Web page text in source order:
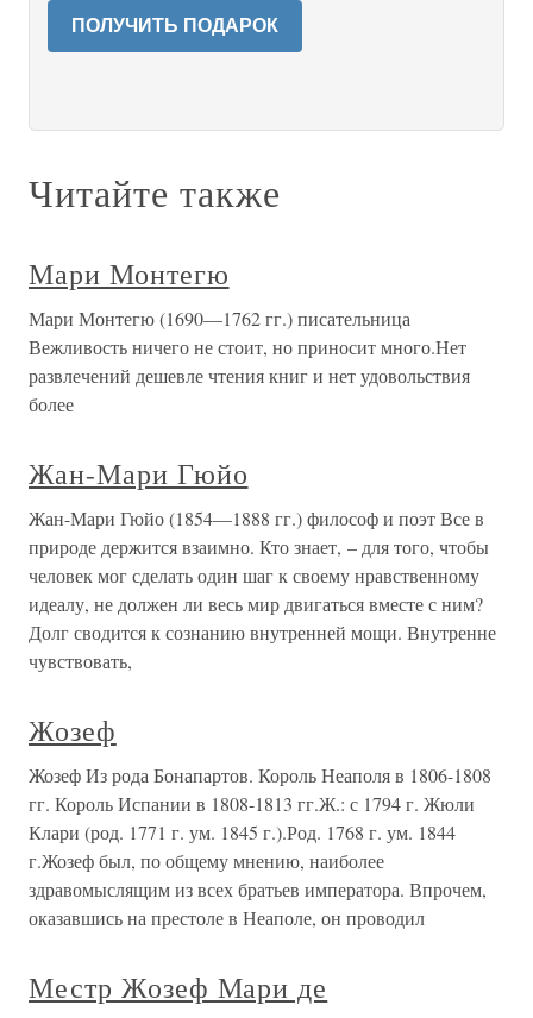
ПОЛУЧИТЬ ПОДАРОК
Читайте также
Мари Монтегю
Мари Монтегю (1690—1762 гг.) писательница
Вежливость ничего не стоит, но приносит много.Нет
развлечений дешевле чтения книг и нет удовольствия
более
Жан-Мари Гюйо
Жан-Мари Гюйо (1854—1888 гг.) философ и поэт Все в
природе держится взаимно. Кто знает, – для того, чтобы
человек мог сделать один шаг к своему нравственному
идеалу, не должен ли весь мир двигаться вместе с ним?
Долг сводится к сознанию внутренней мощи. Внутренне
чувствовать,
Жозеф
Жозеф Из рода Бонапартов. Король Неаполя в 1806-1808
гг. Король Испании в 1808-1813 гг.Ж.: с 1794 г. Жюли
Клари (род. 1771 г. ум. 1845 г.).Род. 1768 г. ум. 1844
г.Жозеф был, по общему мнению, наиболее
здравомыслящим из всех братьев императора. Впрочем,
оказавшись на престоле в Неаполе, он проводил
Местр Жозеф Мари де